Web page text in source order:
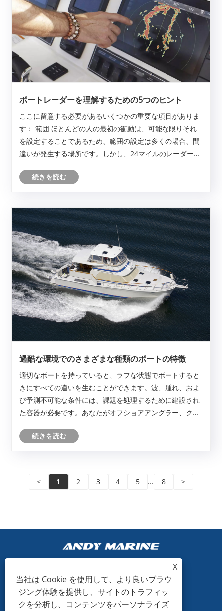
ボートレーダーを理解するための5つのヒント
ここに留意する必要があるいくつかの重要な項目がありま
す： 範囲 ほとんどの人の最初の衝動は、可能な限りそれ
を設定することであるため、範囲の設定は多くの場合、間
違いが発生する場所です。しかし、24マイルのレーダーを
も、それを遠くまで展開することはめったにありません。
続きを読む
過酷な環境でのさまざまな種類のボートの特徴
適切なボートを持っていると、ラフな状態でボートすると
きにすべての違いを生むことができます。波、腫れ、およ
び予測不可能な条件には、課題を処理するために建設され
た容器が必要です。あなたがオフショアアングラー、クル
であろうと、適切なボートを選ぶことは、より安全な旅と
続きを読む
< 1 2 3 4 5 ... 8 >
+86-15865772126
X
当社は Cookie を使用して、より良いブラウ
ジング体験を提供し、サイトのトラフィッ
クを分析し、コンテンツをパーソナライズ